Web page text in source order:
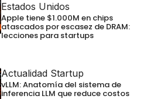
Estados Unidos
Apple tiene $1.000M en chips
atascados por escasez de DRAM:
lecciones para startups
Actualidad Startup
vLLM: Anatomía del sistema de
inferencia LLM que reduce costos